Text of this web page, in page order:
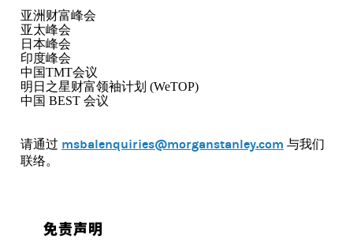
亚洲财富峰会
亚太峰会
日本峰会
印度峰会
中国TMT会议
明日之星财富领袖计划 (WeTOP)
中国 BEST 会议
请通过 msbalenquiries@morganstanley.com 与我们
联络。
免责声明